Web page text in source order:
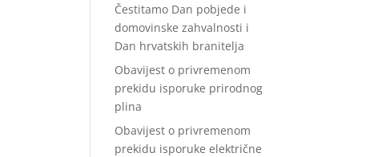
Čestitamo Dan pobjede i
domovinske zahvalnosti i
Dan hrvatskih branitelja
Obavijest o privremenom
prekidu isporuke prirodnog
plina
Obavijest o privremenom
prekidu isporuke električne